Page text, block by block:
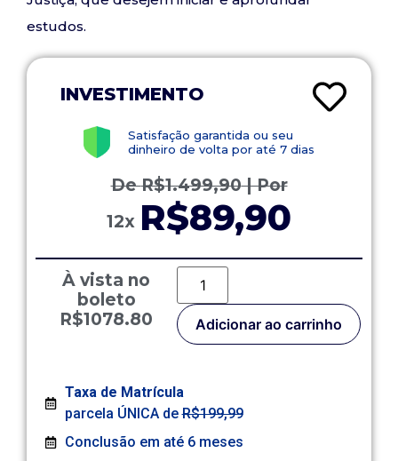
estudos.
INVESTIMENTO
Satisfação garantida ou seu
dinheiro de volta por até 7 dias
DeR$1.499,90| Por
12x R$89,90
À vista no
boleto
R$1078.80
Adicionar ao carrinho
Taxa de Matrícula
parcela ÚNICA deR$199,99
Conclusão em até 6 meses